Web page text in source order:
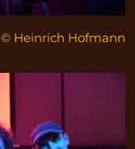
© Heinrich Hofmann